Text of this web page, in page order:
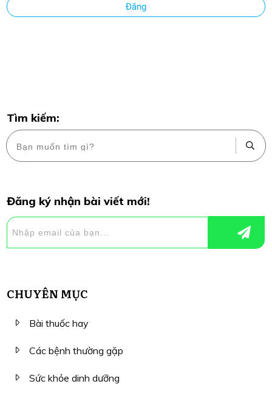
Đăng
Tìm kiếm:
Đăng ký nhận bài viết mới!
CHUYÊN MỤC
Bài thuốc hay
Các bệnh thường gặp
Sức khỏe dinh dưỡng